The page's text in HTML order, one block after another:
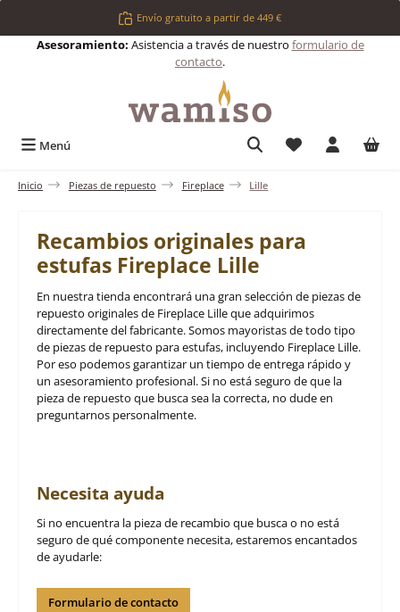
Saltar al contenido principalEnvío gratuito a partir de 449 €
Asesoramiento: Asistencia a través de nuestro formulario de
contacto.
Menú Tienes 0
Inicio Piezas de repuesto Fireplace Lille
Recambios originales para
estufas Fireplace Lille
En nuestra tienda encontrará una gran selección de piezas de
repuesto originales de Fireplace Lille que adquirimos
directamente del fabricante. Somos mayoristas de todo tipo
de piezas de repuesto para estufas, incluyendo Fireplace Lille.
Por eso podemos garantizar un tiempo de entrega rápido y
un asesoramiento profesional. Si no está seguro de que la
pieza de repuesto que busca sea la correcta, no dude en
preguntarnos personalmente.
Necesita ayuda
Si no encuentra la pieza de recambio que busca o no está
seguro de qué componente necesita, estaremos encantados
de ayudarle:
Formulario de contacto